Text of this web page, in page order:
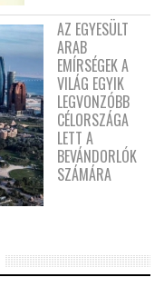
AZ EGYESÜLT
ARAB
EMÍRSÉGEK A
VILÁG EGYIK
LEGVONZÓBB
CÉLORSZÁGA
LETT A
BEVÁNDORLÓK
SZÁMÁRA